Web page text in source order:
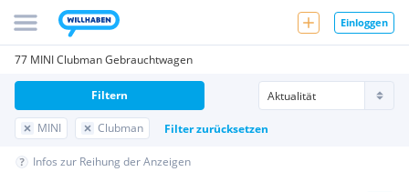
Einloggen
77 MINI Clubman Gebrauchtwagen
MINI Clubman Filter zurücksetzen
Filtern
Infos zur Reihung der Anzeigen